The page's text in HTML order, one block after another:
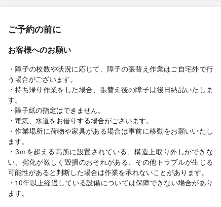
ご予約の前に
お客様へのお願い
・障子の枚数や状況に応じて、障子の張替え作業はご自宅外で行
う場合がございます。
・持ち帰り作業をした場合、張替え後の障子は後日納品いたしま
す。
・障子紙の指定はできません。
・電気、水道をお借りする場合がございます。
・作業場所に荷物や家具がある場合は事前に移動をお願いいたし
ます。
・3ｍを超える高所に設置されている、構造上取り外しができな
い、劣化が激しく毀損のおそれがある、その他トラブルが生じる
可能性があると判断した場合は作業を承れないことがあります。
・10年以上経過している設備については保障できない場合があり
ます。